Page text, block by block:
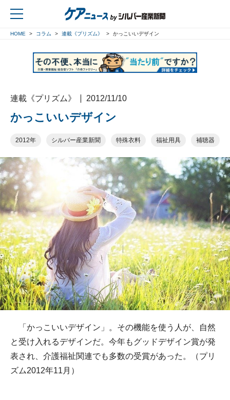
HOME コラム 連載《プリズム》 かっこいいデザイン
連載《プリズム》 2012/11/10
かっこいいデザイン
2012年 シルバー産業新聞 特殊衣料 福祉用具 補聴器
「かっこいいデザイン」。その機能を使う人が、自然
と受け入れるデザインだ。今年もグッドデザイン賞が発
表され、介護福祉関連でも多数の受賞があった。（プリ
ズム2012年11月）